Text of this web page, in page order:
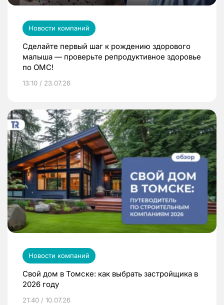
Новости компаний
Сделайте первый шаг к рождению здорового
малыша — проверьте репродуктивное здоровье
по ОМС!
13:10 / 23.07.26
Новости компаний
Свой дом в Томске: как выбрать застройщика в
2026 году
21:40 / 10.07.26